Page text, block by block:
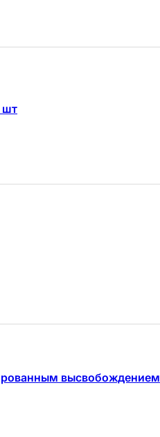
шт
высвобождением